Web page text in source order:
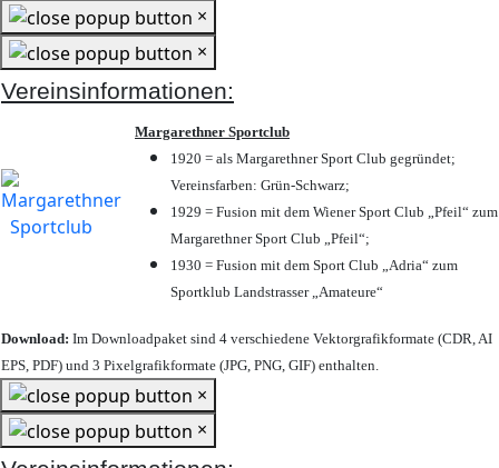
×
×
Vereinsinformationen:
Margarethner Sportclub
1920 = als Margarethner Sport Club gegründet;
Vereinsfarben: Grün-Schwarz;
1929 = Fusion mit dem Wiener Sport Club „Pfeil“ zum
Margarethner Sport Club „Pfeil“;
1930 = Fusion mit dem Sport Club „Adria“ zum
Sportklub Landstrasser „Amateure“
Download: Im Downloadpaket sind 4 verschiedene Vektorgrafikformate (CDR, AI
EPS, PDF) und 3 Pixelgrafikformate (JPG, PNG, GIF) enthalten.
×
×